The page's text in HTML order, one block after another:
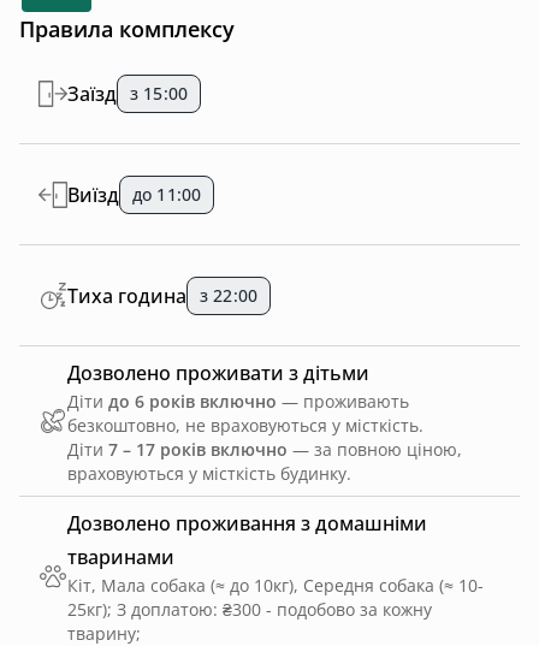
Правила комплексу
Дозволено проживання з домашніми
тваринами
Кіт, Мала собака (≈ до 10кг), Середня собака (≈ 10-
25кг); З доплатою: ₴300 - подобово за кожну
тварину;
Заїзд з 15:00
Виїзд до 11:00
Дозволено проживати з дітьми
Діти до 6 років включно — проживають
безкоштовно, не враховуються у місткість.
Діти 7 – 17 років включно — за повною ціною,
враховуються у місткість будинку.
Тиха година з 22:00